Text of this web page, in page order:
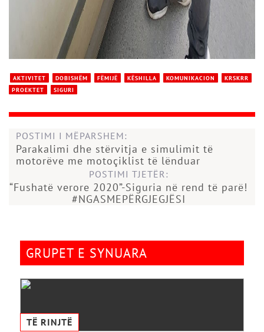
AKTIVITET DOBISHËM FËMIJË KËSHILLA KOMUNIKACION
KRSKRR
PROEKTET
SIGURI
POSTIMI I MËPARSHEM:
Parakalimi dhe stërvitja e simulimit të
motorëve me motoçiklist të lënduar
POSTIMI TJETËR:
“Fushatë verore 2020”-Siguria në rend të parë!
#NGASMEPËRGJEGJËSI
GRUPET E SYNUARA
TË RINJTË